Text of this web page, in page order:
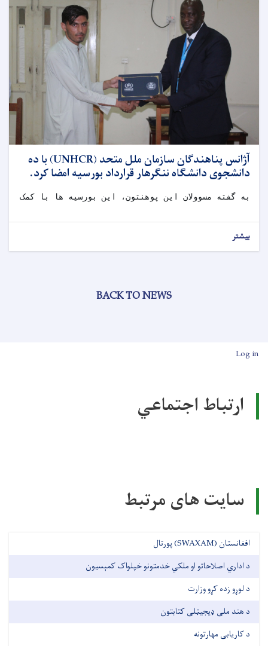
آژانس پناهندگان سازمان ملل متحد (UNHCR) با ده
دانشجوی دانشگاه ننگرهار قرارداد بورسیه امضا کرد.
به گفته مسوولان این پوهنتون، این بورسیه ها با کمک
بیشتر
BACK TO NEWS
User account menu
Log in
ارتباط اجتماعي
سایت های مرتبط
افغانستان (SWAXAM) پورتال
د اداري اصلاحاتو او ملکي خدمتونو خپلواک کمېسیون
د لوړو زده کړو وزارت
د هند ملی ډیجیټلی کتابتون
د کاریابی مهارتونه